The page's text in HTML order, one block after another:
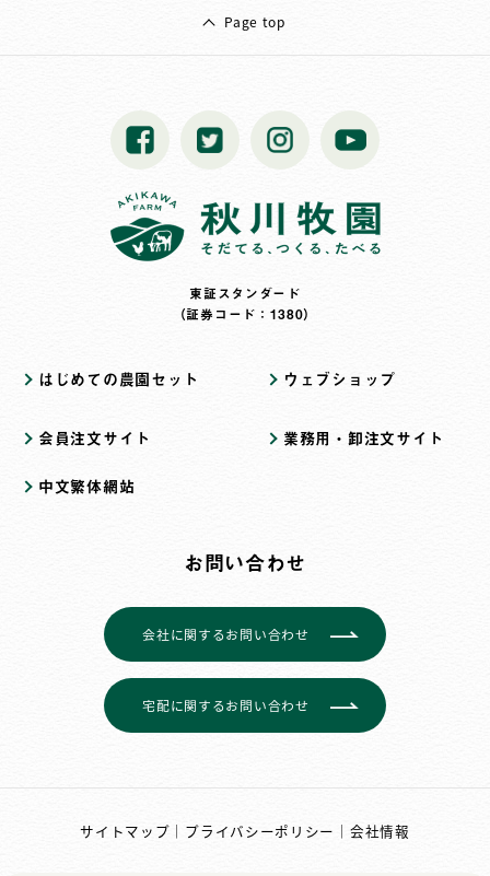
Page top
東証スタンダード
（証券コード：1380）
はじめての農園セット ウェブショップ
会員注文サイト 業務用・卸注文サイト
中文繁体網站
お問い合わせ
会社に関するお問い合わせ
宅配に関するお問い合わせ
サイトマップ ｜ プライバシーポリシー ｜ 会社情報